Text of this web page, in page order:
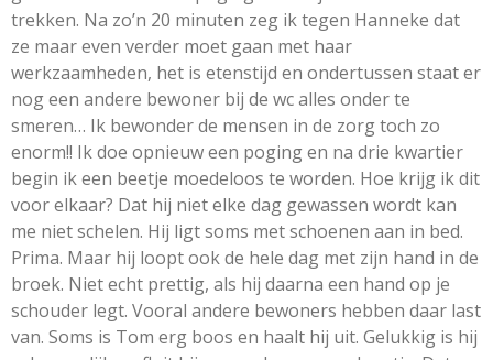
trekken. Na zo’n 20 minuten zeg ik tegen Hanneke dat
ze maar even verder moet gaan met haar
werkzaamheden, het is etenstijd en ondertussen staat er
nog een andere bewoner bij de wc alles onder te
smeren… Ik bewonder de mensen in de zorg toch zo
enorm!! Ik doe opnieuw een poging en na drie kwartier
begin ik een beetje moedeloos te worden. Hoe krijg ik dit
voor elkaar? Dat hij niet elke dag gewassen wordt kan
me niet schelen. Hij ligt soms met schoenen aan in bed.
Prima. Maar hij loopt ook de hele dag met zijn hand in de
broek. Niet echt prettig, als hij daarna een hand op je
schouder legt. Vooral andere bewoners hebben daar last
van. Soms is Tom erg boos en haalt hij uit. Gelukkig is hij